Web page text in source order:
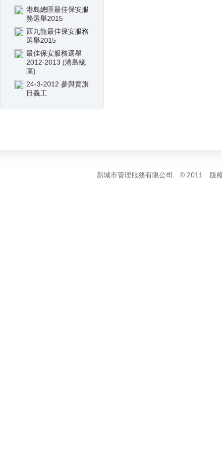
港島總區最佳保安服
務選舉2015
西九龍最佳保安服務
選舉2015
最佳保安服務選舉
2012-2013 (港島總
區)
24-3-2012 參與賣旗
日義工
新城市管理服務有限公司 ©